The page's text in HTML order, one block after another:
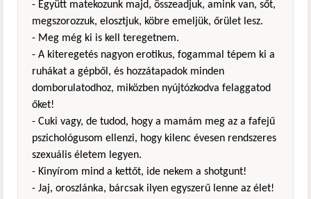
- Együtt matekozunk majd, összeadjuk, amink van, sőt,
megszorozzuk, elosztjuk, köbre emeljük, őrület lesz.
- Meg még ki is kell teregetnem.
- A kiteregetés nagyon erotikus, fogammal tépem ki a
ruhákat a gépből, és hozzátapadok minden
domborulatodhoz, miközben nyújtózkodva felaggatod
őket!
- Cuki vagy, de tudod, hogy a mamám meg az a fafejű
pszichológusom ellenzi, hogy kilenc évesen rendszeres
szexuális életem legyen.
- Kinyírom mind a kettőt, ide nekem a shotgunt!
- Jaj, oroszlánka, bárcsak ilyen egyszerű lenne az élet!